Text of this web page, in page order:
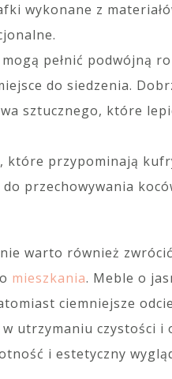
wykonane z
pełnić podwójną
do siedzenia.
sztucznego, które
które przypominają
przechowywania
warto również
mieszkania. Meble o
ciemniejsze
utrzymaniu czystości i
i estetyczny